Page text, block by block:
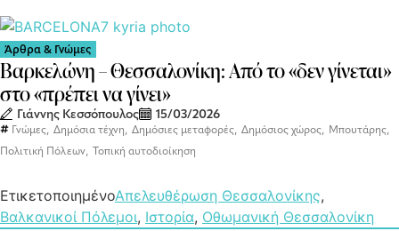
Άρθρα & Γνώμες
Βαρκελώνη – Θεσσαλονίκη: Από το «δεν γίνεται»
στο «πρέπει να γίνει»
Γιάννης Κεσσόπουλος 15/03/2026
Γνώμες Δημόσια τέχνη Δημόσιες μεταφορές Δημόσιος χώρος Μπουτάρης
Πολιτική Πόλεων Τοπική αυτοδιοίκηση
ΕτικετοποιημένοΑπελευθέρωση Θεσσαλονίκης,
Βαλκανικοί Πόλεμοι, Ιστορία, Οθωμανική Θεσσαλονίκη